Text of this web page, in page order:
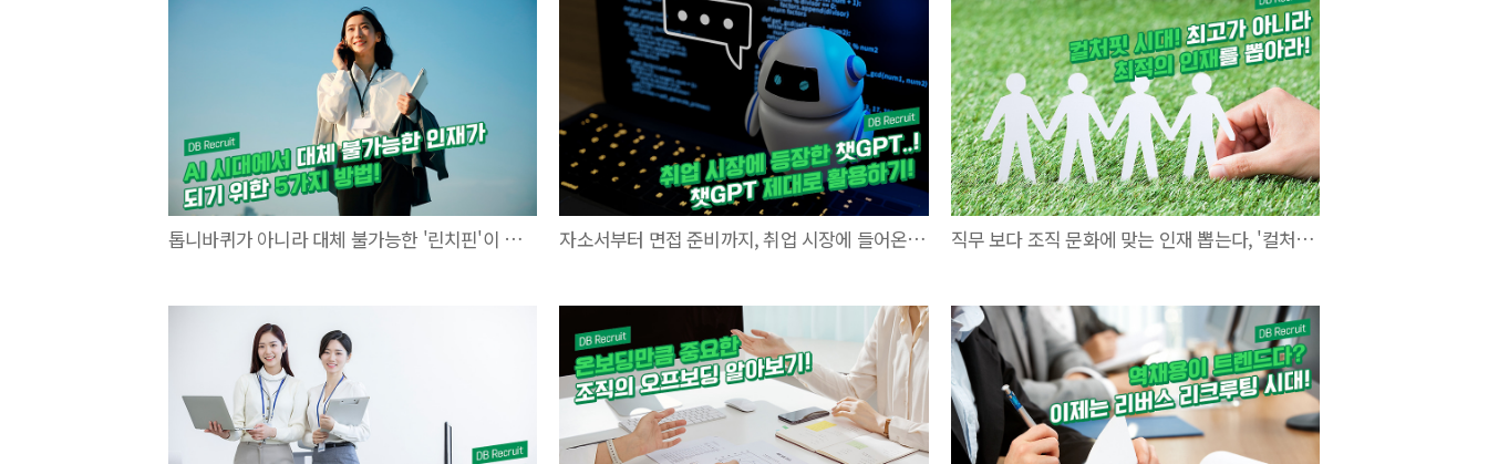
톱니바퀴가 아니라 대체 불가능한 '린치핀'이 되라! 자소서부터 면접 준비까지, 취업 시장에 들어온 챗GPT 직무 보다 조직 문화에 맞는 인재 뽑는다, '컬처핏 시대'